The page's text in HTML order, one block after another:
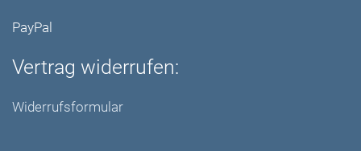
PayPal
Vertrag widerrufen:
Widerrufsformular